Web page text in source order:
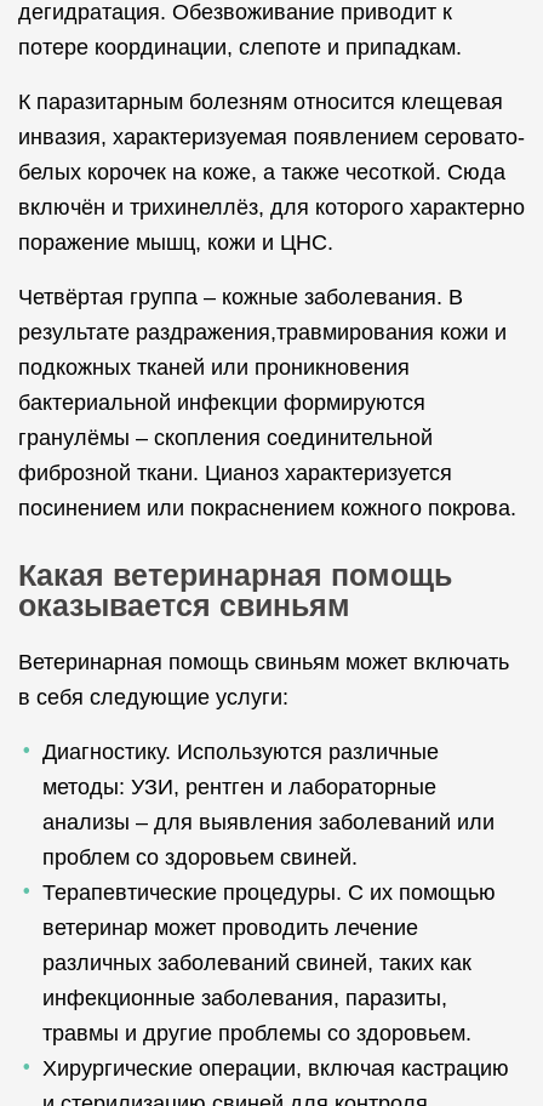
дегидратация. Обезвоживание приводит к
потере координации, слепоте и припадкам.
К паразитарным болезням относится клещевая
инвазия, характеризуемая появлением серовато-
белых корочек на коже, а также чесоткой. Сюда
включён и трихинеллёз, для которого характерно
поражение мышц, кожи и ЦНС.
Четвёртая группа – кожные заболевания. В
результате раздражения,травмирования кожи и
подкожных тканей или проникновения
бактериальной инфекции формируются
гранулёмы – скопления соединительной
фиброзной ткани. Цианоз характеризуется
посинением или покраснением кожного покрова.
Какая ветеринарная помощь
оказывается свиньям
Ветеринарная помощь свиньям может включать
в себя следующие услуги:
Диагностику. Используются различные
методы: УЗИ, рентген и лабораторные
анализы – для выявления заболеваний или
проблем со здоровьем свиней.
Терапевтические процедуры. С их помощью
ветеринар может проводить лечение
различных заболеваний свиней, таких как
инфекционные заболевания, паразиты,
травмы и другие проблемы со здоровьем.
Хирургические операции, включая кастрацию